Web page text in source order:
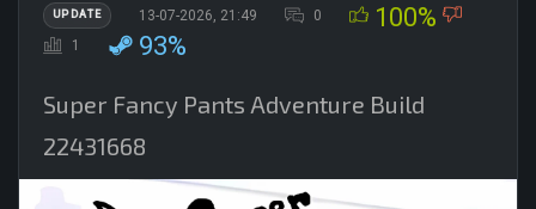
UPDATE 13-07-2026, 21:49 0 100%
1 93%
Super Fancy Pants Adventure Build
22431668